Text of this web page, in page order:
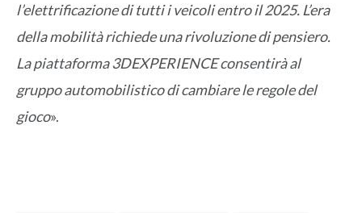
l’elettrificazione di tutti i veicoli entro il 2025. L’era
della mobilità richiede una rivoluzione di pensiero.
La piattaforma 3DEXPERIENCE consentirà al
gruppo automobilistico di cambiare le regole del
gioco».